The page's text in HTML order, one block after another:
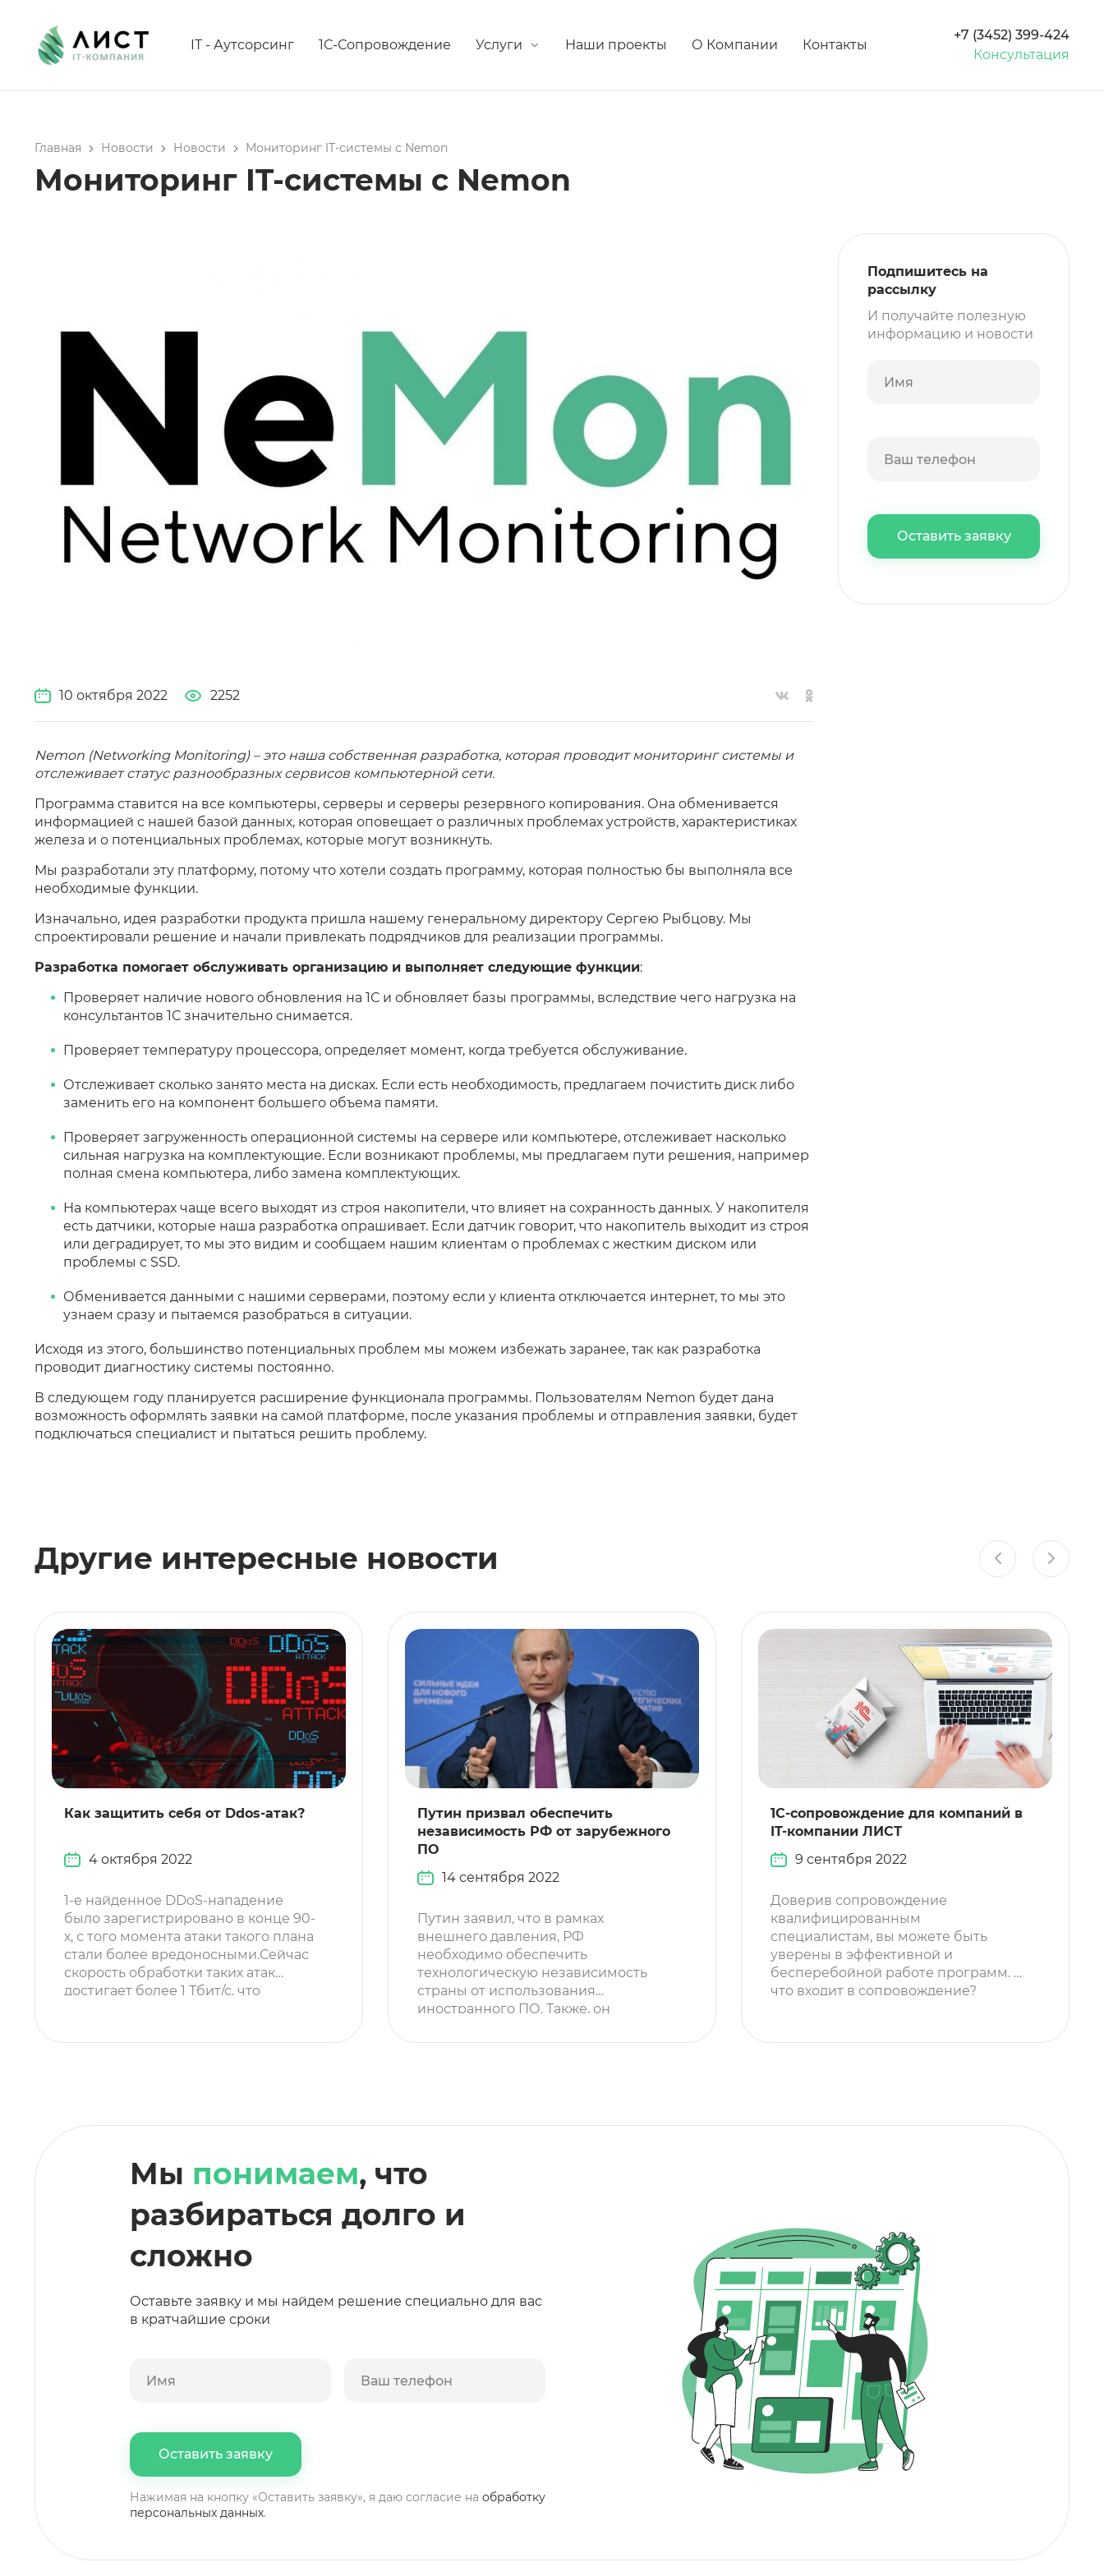
IT - Аутсорсинг 1С-Сопровождение Услуги Наши проекты О Компании Контакты
+7 (3452) 399-424
Консультация
Главная Новости Новости Мониторинг IT-системы с Nemon
Мониторинг IT-системы с Nemon
10 октября 2022 2252
Nemon (Networking Monitoring) – это наша собственная разработка, которая проводит мониторинг системы и
отслеживает статус разнообразных сервисов компьютерной сети.
Программа ставится на все компьютеры, серверы и серверы резервного копирования. Она обменивается
информацией с нашей базой данных, которая оповещает о различных проблемах устройств, характеристиках
железа и о потенциальных проблемах, которые могут возникнуть.
Мы разработали эту платформу, потому что хотели создать программу, которая полностью бы выполняла все
необходимые функции.
Изначально, идея разработки продукта пришла нашему генеральному директору Сергею Рыбцову. Мы
спроектировали решение и начали привлекать подрядчиков для реализации программы.
Разработка помогает обслуживать организацию и выполняет следующие функции:
Проверяет наличие нового обновления на 1С и обновляет базы программы, вследствие чего нагрузка на
консультантов 1С значительно снимается.
Проверяет температуру процессора, определяет момент, когда требуется обслуживание.
Отслеживает сколько занято места на дисках. Если есть необходимость, предлагаем почистить диск либо
заменить его на компонент большего объема памяти.
Проверяет загруженность операционной системы на сервере или компьютере, отслеживает насколько
сильная нагрузка на комплектующие. Если возникают проблемы, мы предлагаем пути решения, например
полная смена компьютера, либо замена комплектующих.
На компьютерах чаще всего выходят из строя накопители, что влияет на сохранность данных. У накопителя
есть датчики, которые наша разработка опрашивает. Если датчик говорит, что накопитель выходит из строя
или деградирует, то мы это видим и сообщаем нашим клиентам о проблемах с жестким диском или
проблемы с SSD.
Обменивается данными с нашими серверами, поэтому если у клиента отключается интернет, то мы это
узнаем сразу и пытаемся разобраться в ситуации.
Исходя из этого, большинство потенциальных проблем мы можем избежать заранее, так как разработка
проводит диагностику системы постоянно.
В следующем году планируется расширение функционала программы. Пользователям Nemon будет дана
возможность оформлять заявки на самой платформе, после указания проблемы и отправления заявки, будет
подключаться специалист и пытаться решить проблему.
Подпишитесь на
рассылку
И получайте полезную
информацию и новости
Другие интересные новости
Как защитить себя от Ddos-атак?
4 октября 2022
1-е найденное DDoS-нападение
было зарегистрировано в конце 90-
х, с того момента атаки такого плана
стали более вредоносными.Сейчас
скорость обработки таких атак
достигает более 1 Тбит/с, что
негативных последствий. Что за вид
веб-площадок, это […]
Путин призвал обеспечить
независимость РФ от зарубежного
ПО
14 сентября 2022
Путин заявил, что в рамках
внешнего давления, РФ
необходимо обеспечить
технологическую независимость
страны от использования
иностранного ПО. Также, он
отечественный софт более
отметил, что в России есть много
разработчиков, из которых
отбирают лучших и оказывают […]
1C-сопровождение для компаний в
IT-компании ЛИСТ
9 сентября 2022
Доверив сопровождение
квалифицированным
специалистам, вы можете быть
уверены в эффективной и
бесперебойной работе программ. А
что входит в сопровождение?
продуктов и сервисов 1С Настройка
Мы понимаем, что
разбираться долго и
сложно
Оставьте заявку и мы найдем решение специально для вас
в кратчайшие сроки
Нажимая на кнопку «Оставить заявку», я даю согласие на обработку
персональных данных.